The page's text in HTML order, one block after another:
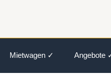
Mietwagen ✓ Angebote